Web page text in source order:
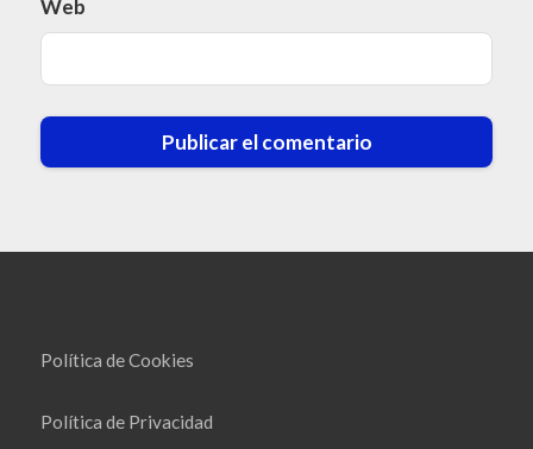
Web
Política de Cookies
Política de Privacidad